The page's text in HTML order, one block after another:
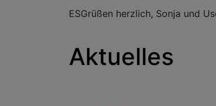
ESGrüßen herzlich, Sonja und
Aktuelles